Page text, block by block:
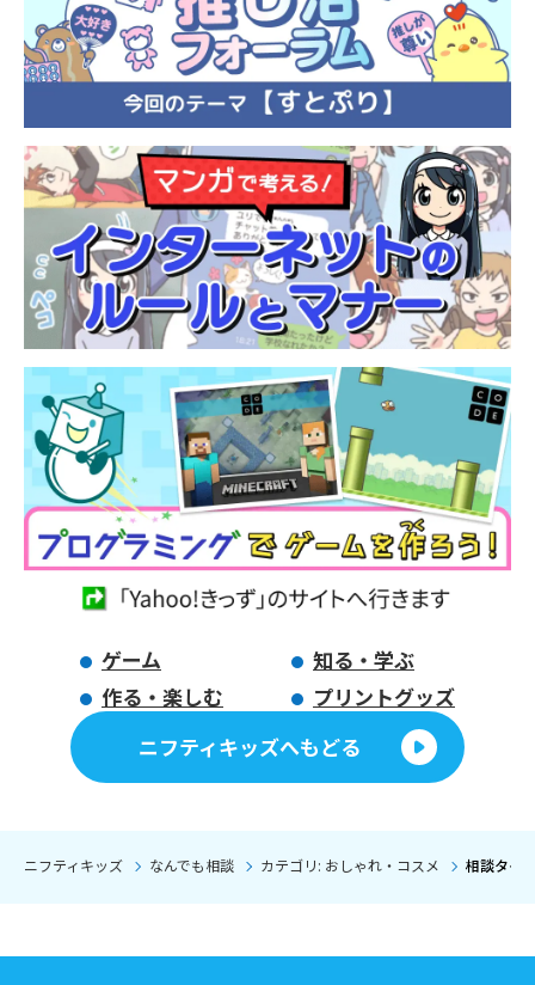
ゲーム
知る・学ぶ
作る・楽しむ
プリントグッズ
ニフティキッズへもどる
ニフティキッズ なんでも相談 カテゴリ: おしゃれ・コスメ 相談タイ